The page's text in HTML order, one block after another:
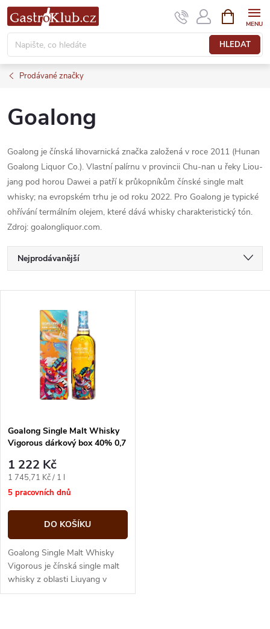
Přejít
na
obsah
HLEDAT
NÁKUPNÍ
KOŠÍK
Prodávané značky
Goalong
Goalong je čínská lihovarnická značka založená v roce 2011 (Hunan
Goalong Liquor Co.). Vlastní palírnu v provincii Chu-nan u řeky Liou-
jang pod horou Dawei a patří k průkopníkům čínské single malt
whisky; na evropském trhu je od roku 2022. Pro Goalong je typické
ohřívání termálním olejem, které dává whisky charakteristický tón.
Zdroj: goalongliquor.com.
Ř
a
p
r
o
d
u
k
Nejprodávanější
Abecedně
s
p
r
o
d
u
Goalong Single Malt Whisky
Vigorous dárkový box 40% 0,7
1 222 Kč
Měrná
cena:
1 745,71 Kč / 1 l
5 pracovních dnů
DO KOŠÍKU
Goalong Single Malt Whisky
Vigorous je čínská single malt
whisky z oblasti Liuyang v
provincii Hunan. Jemný destilát